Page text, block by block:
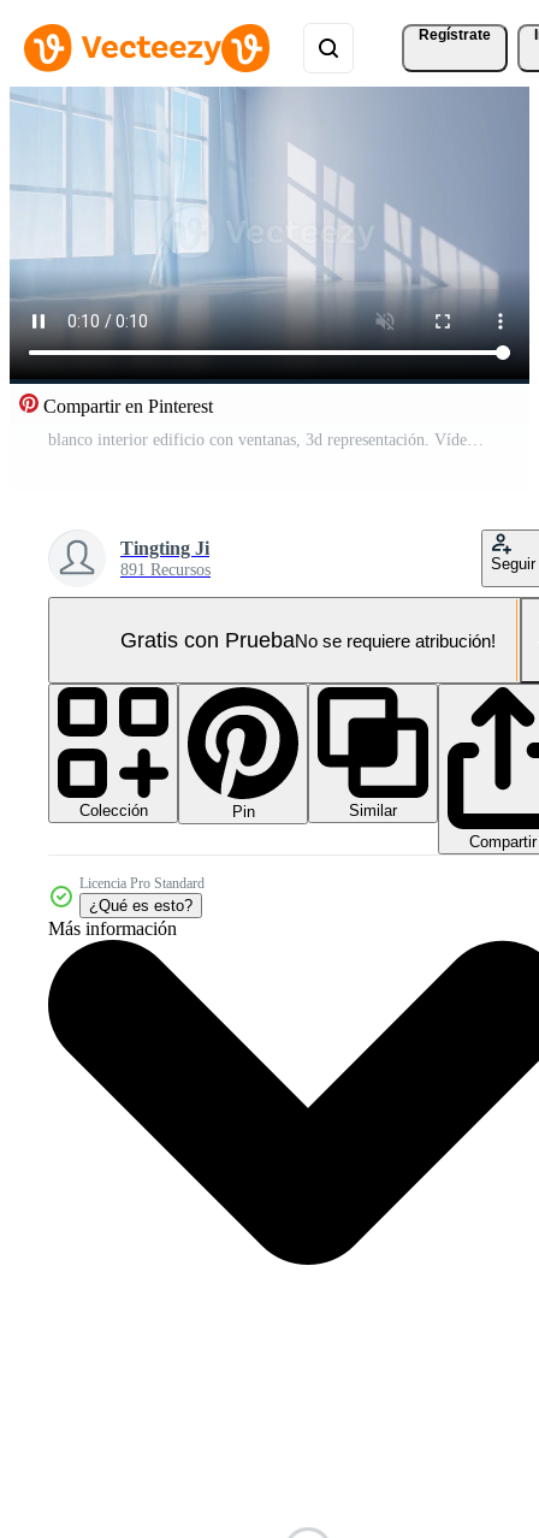
Regístrate
Compartir en Pinterest
blanco interior edificio con ventanas, 3d representación. Vídeo Pro
Tingting Ji
891 Recursos Seguir
Gratis con PruebaNo se requiere atribución!
Colección Pin
Similar
Compartir
Licencia Pro Standard
¿Qué es esto?
Más información